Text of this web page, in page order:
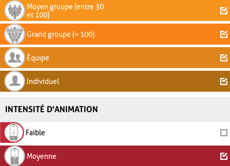
Moyen groupe (entre 30
et 100)
Grand groupe (> 100)
Équipe
Individuel
INTENSITÉ D'ANIMATION
Faible
Moyenne